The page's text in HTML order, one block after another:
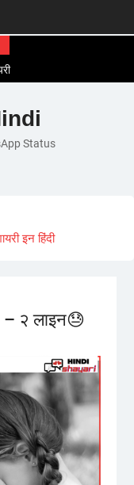
हिंदी
हिंदीStatus
इन हिंदी
२ लाइन😓